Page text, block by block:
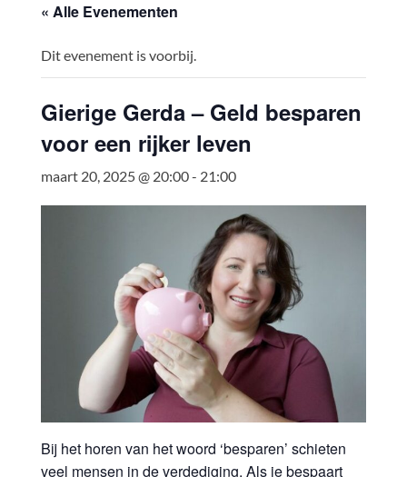
« Alle Evenementen
Dit evenement is voorbij.
Gierige Gerda – Geld besparen
voor een rijker leven
maart 20, 2025 @ 20:00- 21:00
Bij het horen van het woord ‘besparen’ schieten
veel mensen in de verdediging. Als je bespaart